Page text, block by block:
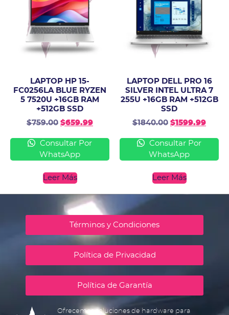
LAPTOP HP 15-
FC0256LA BLUE RYZEN
5 7520U +16GB RAM
+512GB SSD
$759.00 $659.99
Consultar Por
WhatsApp
Leer Más
LAPTOP DELL PRO 16
SILVER INTEL ULTRA 7
255U +16GB RAM +512GB
SSD
$1840.00 $1599.99
Consultar Por
WhatsApp
Leer Más
Términos y Condiciones
Política de Privacidad
Política de Garantía
Ofrecemos soluciones de hardware para